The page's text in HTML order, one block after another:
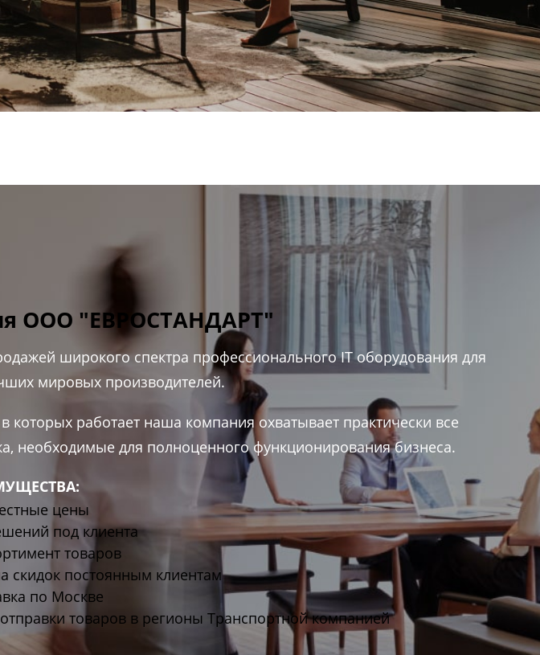
ООО "ЕВРОСТАНДАРТ"
широкого спектра профессионального IT оборудования для
мировых производителей.
которых работает наша компания охватывает практически все
необходимые для полноценного функционирования бизнеса.
цены
под клиента
товаров
скидок постоянным клиентам
по Москве
товаров в регионы Транспортной компанией